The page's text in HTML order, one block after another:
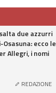
due azzurri
ecco le
Allegri, i nomi
REDAZIONE